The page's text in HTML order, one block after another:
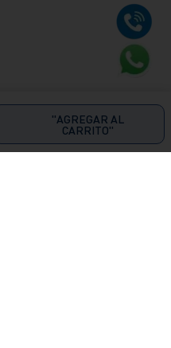
"AGREGAR AL
CARRITO"